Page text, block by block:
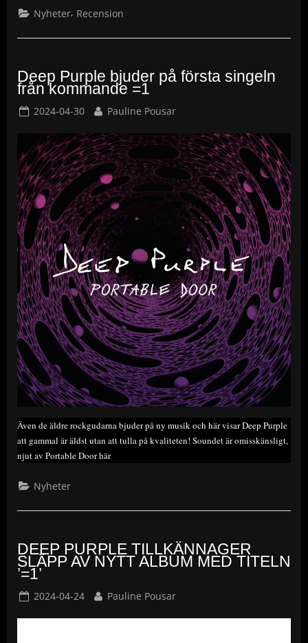
Nyheter, Recension
Deep Purple bjuder på första singeln
från kommande =1
Posted
2024-04-30 By
Pauline Pousar
Även de äldre rockgudarna bjuder på ny musik och här visar Deep Purple
att gammal är äldst utan att tulla på kvaliteten! Soundet är omisskänsligt,
njut av Portable Door här
Nyheter
DEEP PURPLE TILLKÄNNAGER
SLÄPP AV NYTT ALBUM MED TITELN
’=1’
Posted
2024-04-24 By
Pauline Pousar